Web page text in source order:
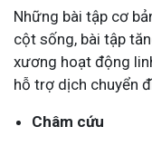
Những bài tập cơ
cột sống, bài tập
xương hoạt động
hỗ trợ dịch chuyển
Châm cứu